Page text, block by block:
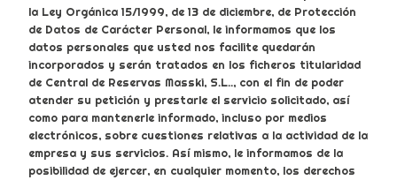
la Ley Orgánica 15/1999, de 13 de diciembre, de Protección
de Datos de Carácter Personal, le informamos que los
datos personales que usted nos facilite quedarán
incorporados y serán tratados en los ficheros titularidad
de Central de Reservas Masski, S.L.., con el fin de poder
atender su petición y prestarle el servicio solicitado, así
como para mantenerle informado, incluso por medios
electrónicos, sobre cuestiones relativas a la actividad de la
empresa y sus servicios. Así mismo, le informamos de la
posibilidad de ejercer, en cualquier momento, los derechos